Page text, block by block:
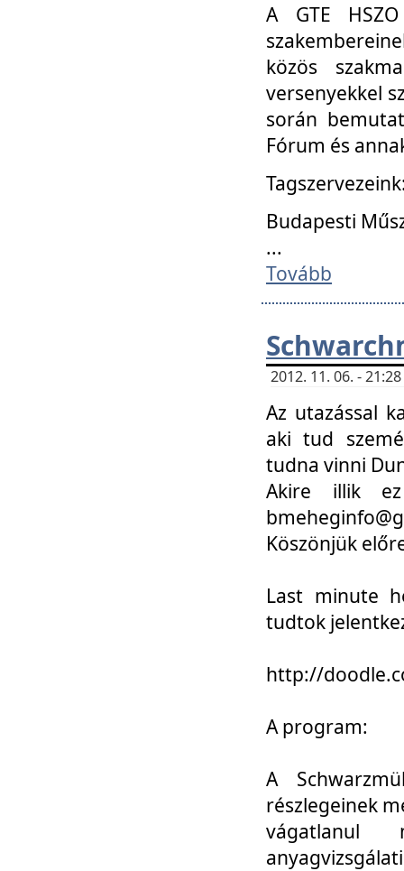
A GTE
közös
versenyekkel
során
Fórum és
Budapesti
...
Tovább
2012. 11. 06. -
Az utazással
aki tud
tudna vinni
Akire illik
Köszönjük
Last minute
tudtok
http://
A program:
A
részlegeinek
vágatlanul